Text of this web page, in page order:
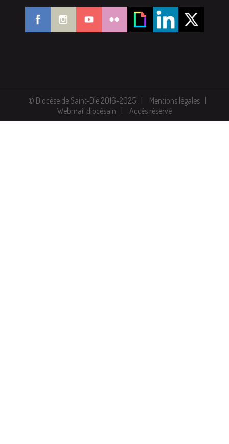
© Diocèse de Saint-Dié 2016-2025
Mentions légales
Webmail diocésain
Accès réservé